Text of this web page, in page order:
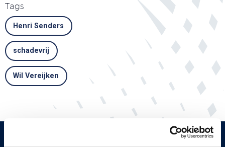
Tags
Henri Senders
schadevrij
Wil Vereijken